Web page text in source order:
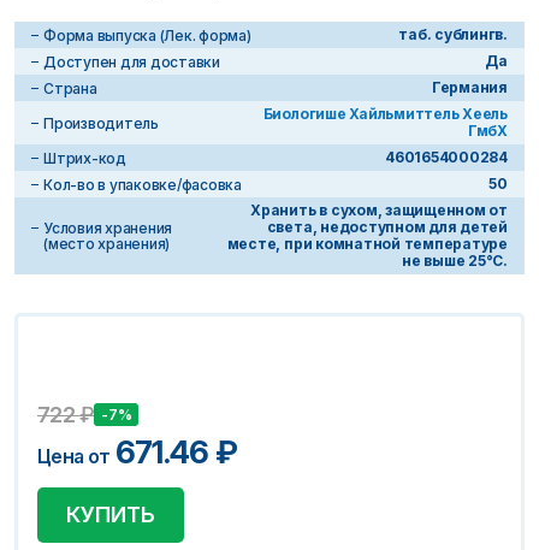
Форма выпуска (Лек. форма)
таб. сублингв.
Доступен для доставки
Да
Страна
Германия
Производитель
Биологише Хайльмиттель Хеель
ГмбХ
Штрих-код
4601654000284
Кол-во в упаковке/фасовка
50
Условия хранения
(место хранения)
Хранить в сухом, защищенном от
света, недоступном для детей
месте, при комнатной температуре
не выше 25°С.
722₽ -7%
Цена от 671.46 ₽
КУПИТЬ